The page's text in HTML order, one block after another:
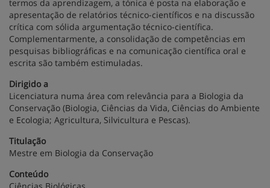
termos da aprendizagem, a tónica é posta na elaboração e
apresentação de relatórios técnico-científicos e na discussão
crítica com sólida argumentação técnico-científica.
Complementarmente, a consolidação de competências em
pesquisas bibliográficas e na comunicação científica oral e
escrita são também estimuladas.
Dirigido a
Licenciatura numa área com relevância para a Biologia da
Conservação (Biologia, Ciências da Vida, Ciências do Ambiente
e Ecologia; Agricultura, Silvicultura e Pescas).
Titulação
Mestre em Biologia da Conservação
Conteúdo